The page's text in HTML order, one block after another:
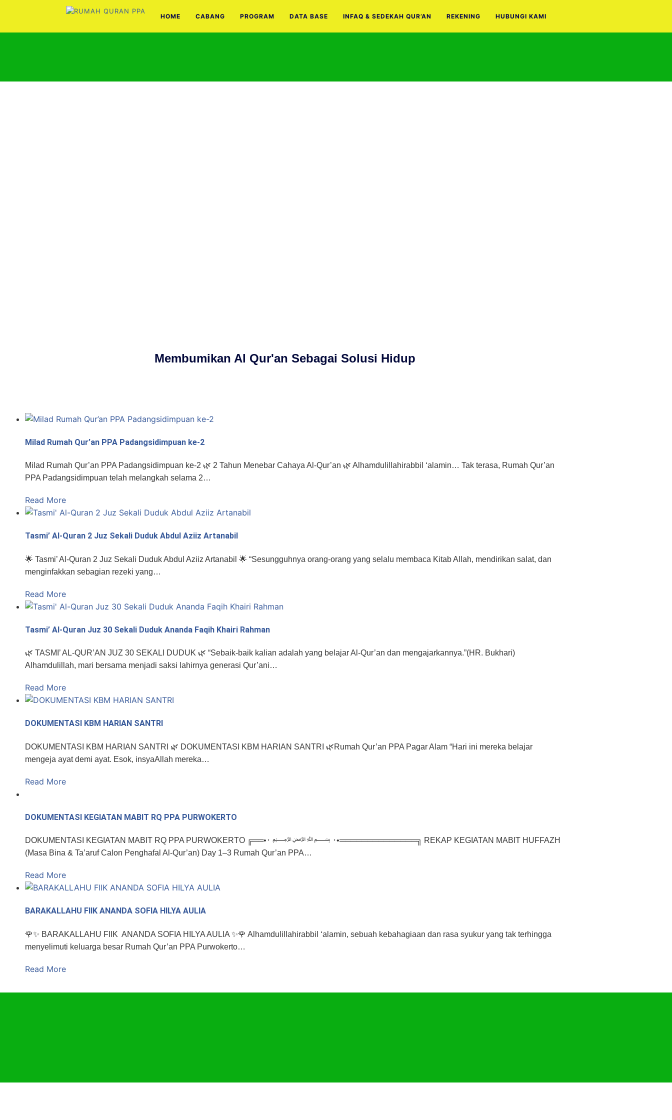
HOME CABANG PROGRAM DATA BASE INFAQ & SEDEKAH QUR’AN REKENING HUBUNGI KAMI
Membumikan Al Qur'an Sebagai Solusi Hidup
Milad Rumah Qur’an PPA Padangsidimpuan ke-2
Milad Rumah Qur’an PPA Padangsidimpuan ke-2 🌿 2 Tahun Menebar Cahaya Al-Qur’an 🌿 Alhamdulillahirabbil ‘alamin… Tak terasa, Rumah Qur’an
PPA Padangsidimpuan telah melangkah selama 2…
Read More
Tasmi’ Al-Quran 2 Juz Sekali Duduk Abdul Aziiz Artanabil
🌟 Tasmi’ Al-Quran 2 Juz Sekali Duduk Abdul Aziiz Artanabil 🌟 “Sesungguhnya orang-orang yang selalu membaca Kitab Allah, mendirikan salat, dan
menginfakkan sebagian rezeki yang…
Read More
Tasmi’ Al-Quran Juz 30 Sekali Duduk Ananda Faqih Khairi Rahman
🌿 TASMI’ AL-QUR’AN JUZ 30 SEKALI DUDUK 🌿 “Sebaik-baik kalian adalah yang belajar Al-Qur’an dan mengajarkannya.”(HR. Bukhari)
Alhamdulillah, mari bersama menjadi saksi lahirnya generasi Qur’ani…
Read More
DOKUMENTASI KBM HARIAN SANTRI
DOKUMENTASI KBM HARIAN SANTRI 🌿 DOKUMENTASI KBM HARIAN SANTRI 🌿Rumah Qur’an PPA Pagar Alam “Hari ini mereka belajar
mengeja ayat demi ayat. Esok, insyaAllah mereka…
Read More
DOKUMENTASI KEGIATAN MABIT RQ PPA PURWOKERTO
DOKUMENTASI KEGIATAN MABIT RQ PPA PURWOKERTO ╔══•･ ﷽ ･•══════════════╗ REKAP KEGIATAN MABIT HUFFAZH
(Masa Bina & Ta’aruf Calon Penghafal Al-Qur’an) Day 1–3 Rumah Qur’an PPA…
Read More
BARAKALLAHU FIIK ANANDA SOFIA HILYA AULIA
🌹✨ BARAKALLAHU FIIK ANANDA SOFIA HILYA AULIA ✨🌹 Alhamdulillahirabbil ‘alamin, sebuah kebahagiaan dan rasa syukur yang tak terhingga
menyelimuti keluarga besar Rumah Qur’an PPA Purwokerto…
Read More